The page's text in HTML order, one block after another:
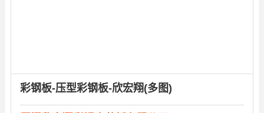
彩钢板-压型彩钢板-欣宏翔(多图)